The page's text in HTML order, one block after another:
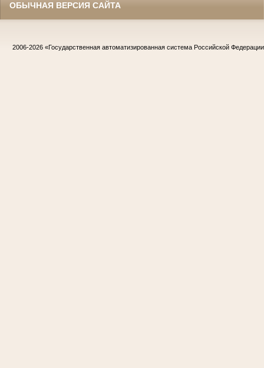
ОБЫЧНАЯ ВЕРСИЯ САЙТА
2006-2026 «Государственная автоматизированная система Российской